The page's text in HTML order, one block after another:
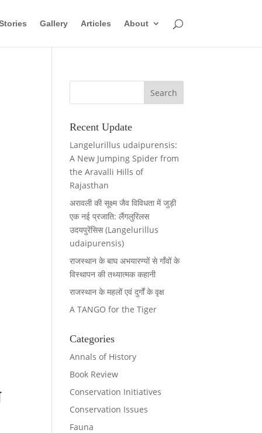
Gallery Articles About
Recent Update
Langelurillus udaipurensis:
A New Jumping Spider from
the Aravalli Hills of
Rajasthan
अरावली की सूक्ष्म जैव विविधता में जुड़ी
एक नई प्रजाति: लैंगलुरिलस
उदयपुरेंसिस (Langelurillus
udaipurensis)
राजस्थान के बाघ अभयारण्यों से गाँवों के
विस्थापन की तथ्यात्मक कहानी
राजस्थान के महलों एवं दुर्गों के वृक्ष
A TANGO for the Tiger
Categories
Annals of History
Book Review
Conservation Initiatives
Conservation Issues
Fauna